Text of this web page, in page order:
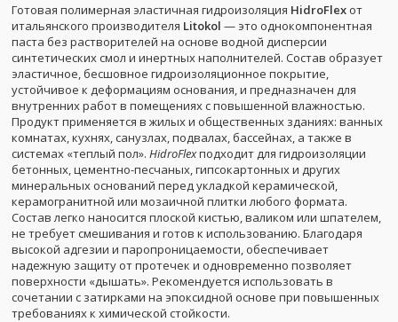
Готовая полимерная эластичная гидроизоляция HidroFlex от
итальянского производителя Litokol — это однокомпонентная
паста без растворителей на основе водной дисперсии
синтетических смол и инертных наполнителей. Состав образует
эластичное, бесшовное гидроизоляционное покрытие,
устойчивое к деформациям основания, и предназначен для
внутренних работ в помещениях с повышенной влажностью.
Продукт применяется в жилых и общественных зданиях: ванных
комнатах, кухнях, санузлах, подвалах, бассейнах, а также в
системах «теплый пол». HidroFlexподходит для гидроизоляции
бетонных, цементно-песчаных, гипсокартонных и других
минеральных оснований перед укладкой керамической,
керамогранитной или мозаичной плитки любого формата.
Состав легко наносится плоской кистью, валиком или шпателем,
не требует смешивания и готов к использованию. Благодаря
высокой адгезии и паропроницаемости, обеспечивает
надежную защиту от протечек и одновременно позволяет
поверхности «дышать». Рекомендуется использовать в
сочетании с затирками на эпоксидной основе при повышенных
требованиях к химической стойкости.